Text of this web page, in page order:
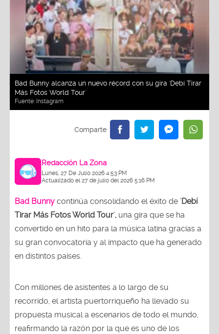
Bad Bunny alcanza un nuevo récord con su gira 'Debí Tirar
Más Fotos World Tour'
Fuente: Instagram
Redacción La Zona
Lunes, 27 De Julio 2026 4:53 PM
Actualizado el 27 de julio del 2026 5:16 PM
Bad Bunny continúa consolidando el éxito de 'Debí
Tirar Más Fotos World Tour', una gira que se ha
convertido en un hito para la música latina gracias a
su gran convocatoria y al impacto que ha generado
en distintos países.
Con millones de asistentes a lo largo de su
recorrido, el artista puertorriqueño ha llevado su
propuesta musical a escenarios de todo el mundo,
reafirmando la razón por la que es uno de los